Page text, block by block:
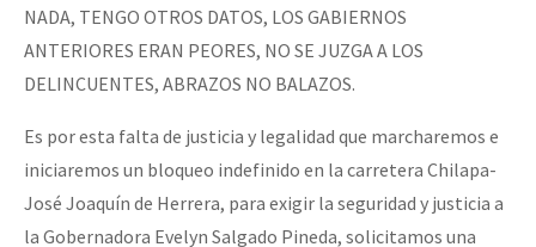
NADA, TENGO OTROS DATOS, LOS GABIERNOS
ANTERIORES ERAN PEORES, NO SE JUZGA A LOS
DELINCUENTES, ABRAZOS NO BALAZOS.
Es por esta falta de justicia y legalidad que marcharemos e
iniciaremos un bloqueo indefinido en la carretera Chilapa-
José Joaquín de Herrera, para exigir la seguridad y justicia a
la Gobernadora Evelyn Salgado Pineda, solicitamos una